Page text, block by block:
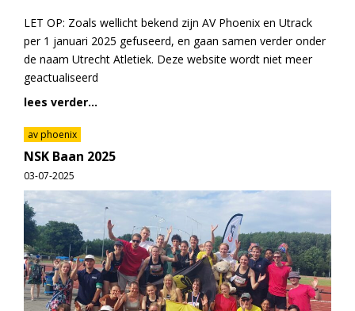
LET OP: Zoals wellicht bekend zijn AV Phoenix en Utrack
per 1 januari 2025 gefuseerd, en gaan samen verder onder
de naam Utrecht Atletiek. Deze website wordt niet meer
geactualiseerd
lees verder...
av phoenix
NSK Baan 2025
03-07-2025